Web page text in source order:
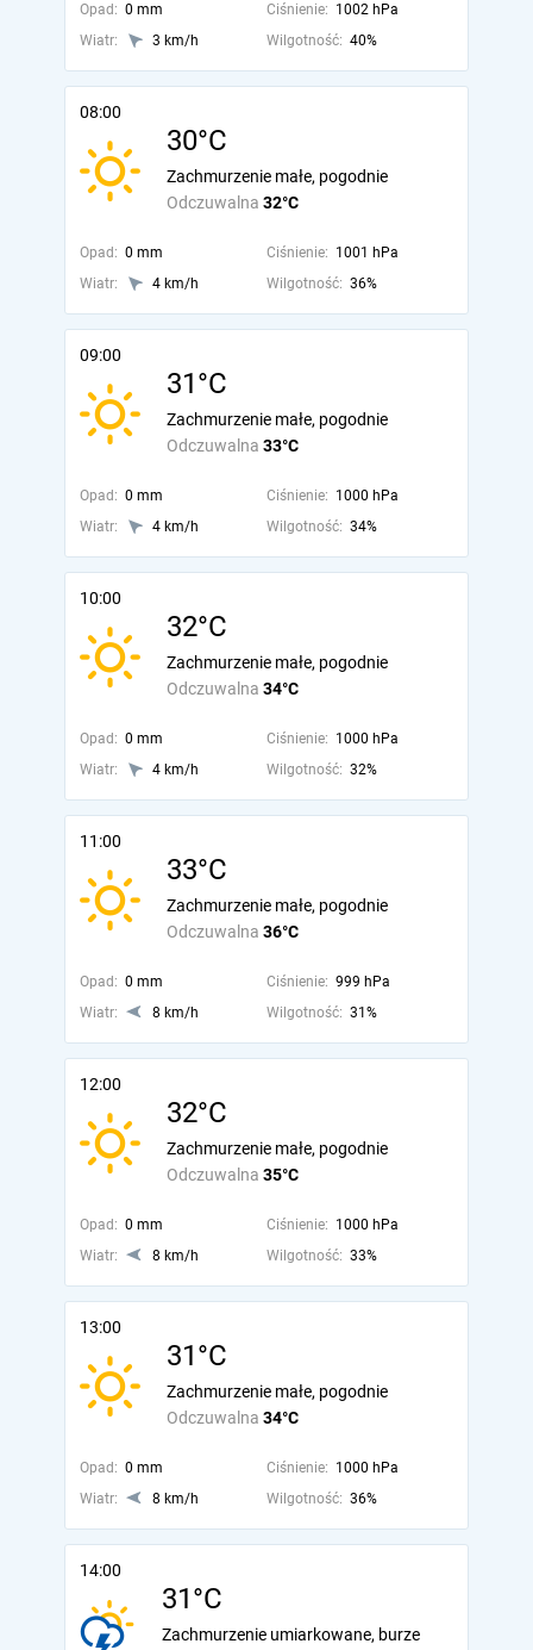
Opad: 0 mm Ciśnienie: 1002 hPa
Wiatr:
3 km/h Wilgotność: 40%
08:00
30°C
Odczuwalna 32°C
Zachmurzenie małe, pogodnie
Opad: 0 mm Ciśnienie: 1001 hPa
Wiatr:
4 km/h Wilgotność: 36%
09:00
31°C
Odczuwalna 33°C
Zachmurzenie małe, pogodnie
Opad: 0 mm Ciśnienie: 1000 hPa
Wiatr:
4 km/h Wilgotność: 34%
10:00
32°C
Odczuwalna 34°C
Zachmurzenie małe, pogodnie
Opad: 0 mm Ciśnienie: 1000 hPa
Wiatr:
4 km/h Wilgotność: 32%
11:00
33°C
Odczuwalna 36°C
Zachmurzenie małe, pogodnie
Opad: 0 mm Ciśnienie: 999 hPa
Wiatr:
8 km/h Wilgotność: 31%
12:00
32°C
Odczuwalna 35°C
Zachmurzenie małe, pogodnie
Opad: 0 mm Ciśnienie: 1000 hPa
Wiatr:
8 km/h Wilgotność: 33%
13:00
31°C
Odczuwalna 34°C
Zachmurzenie małe, pogodnie
Opad: 0 mm Ciśnienie: 1000 hPa
Wiatr:
8 km/h Wilgotność: 36%
14:00
31°C
Zachmurzenie umiarkowane, burze